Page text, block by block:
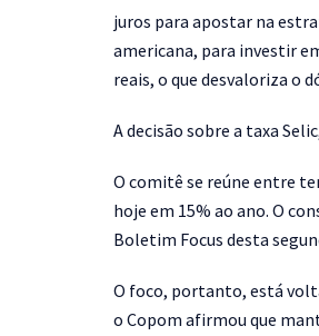
juros para apostar na
americana, para investir
reais, o que desvaloriza o
A decisão sobre a taxa
O comitê se reúne entre
hoje em 15% ao ano. O
Boletim Focus desta
O foco, portanto, está
o Copom afirmou que